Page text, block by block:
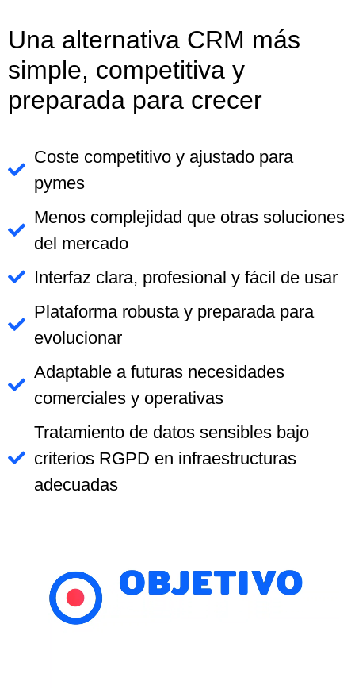
Una alternativa CRM más
simple, competitiva y
preparada para crecer
Coste competitivo y ajustado para
pymes
Menos complejidad que otras soluciones
del mercado
Interfaz clara, profesional y fácil de usar
Plataforma robusta y preparada para
evolucionar
Adaptable a futuras necesidades
comerciales y operativas
Tratamiento de datos sensibles bajo
criterios RGPD en infraestructuras
adecuadas